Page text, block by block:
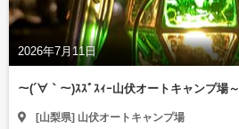
2026年7月11日
～(´∀｀～)ｽｽﾞｽｨｰ山伏オートキャンプ場～
[山梨県] 山伏オートキャンプ場